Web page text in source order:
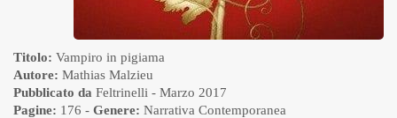
Titolo: Vampiro in pigiama
Autore: Mathias Malzieu
Pubblicato da Feltrinelli - Marzo 2017
Pagine: 176 - Genere: Narrativa Contemporanea